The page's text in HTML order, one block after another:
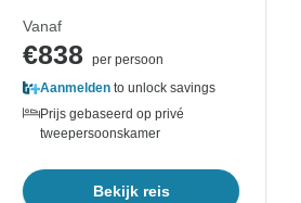
Vanaf
€838
per persoon
Aanmelden to unlock savings
Prijs gebaseerd op privé
tweepersoonskamer
Bekijk reis